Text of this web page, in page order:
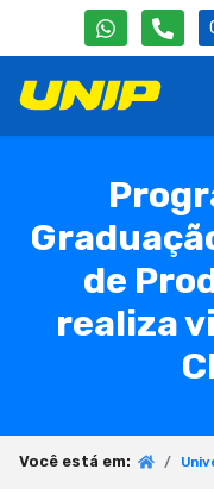
de
realiza
Você está em: